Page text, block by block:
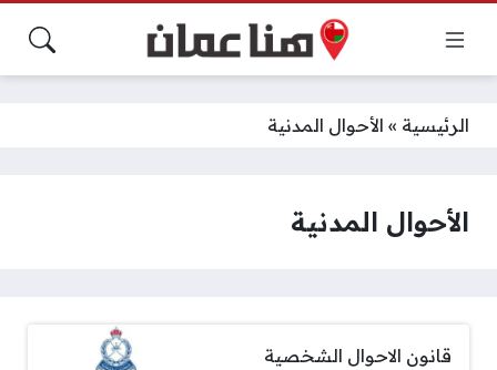
الرئيسية » الأحوال المدنية
الأحوال المدنية
قانون الاحوال الشخصية